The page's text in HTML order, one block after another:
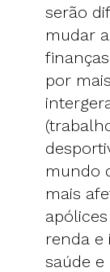
serão
mudar
por
mundo
mais
renda e
saúde e